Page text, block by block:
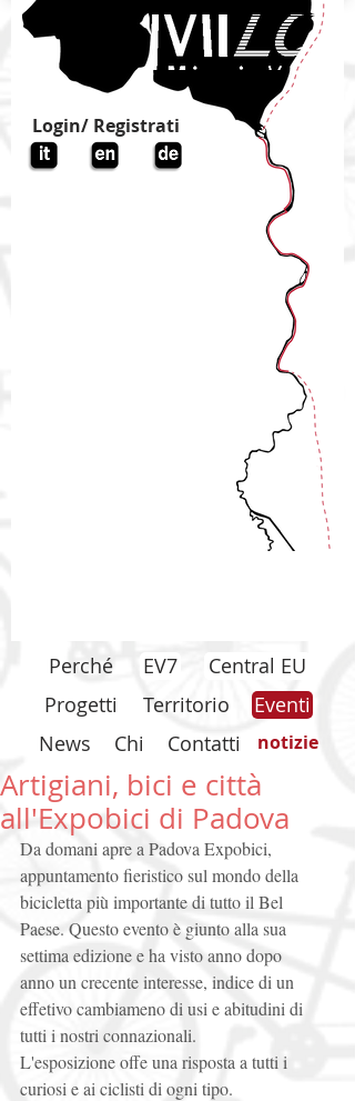
Login/ Registrati
Perché EV7
Central EU
Progetti
Territorio
Eventi
News
Chi Contatti notizie
Artigiani, bici e città
all'Expobici di Padova
Da domani apre a Padova Expobici,
appuntamento fieristico sul mondo della
bicicletta più importante di tutto il Bel
Paese. Questo evento è giunto alla sua
settima edizione e ha visto anno dopo
anno un crecente interesse, indice di un
effetivo cambiameno di usi e abitudini di
tutti i nostri connazionali.
L'esposizione offe una risposta a tutti i
curiosi e ai ciclisti di ogni tipo.